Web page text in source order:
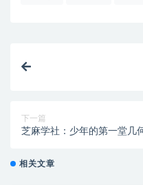
下一篇
芝麻学社：少年的第一堂几
相关文章